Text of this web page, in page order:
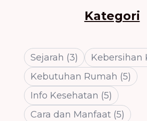
Kategori
Sejarah (3) Kebersihan
Kebutuhan Rumah (5)
Info Kesehatan (5)
Cara dan Manfaat (5)